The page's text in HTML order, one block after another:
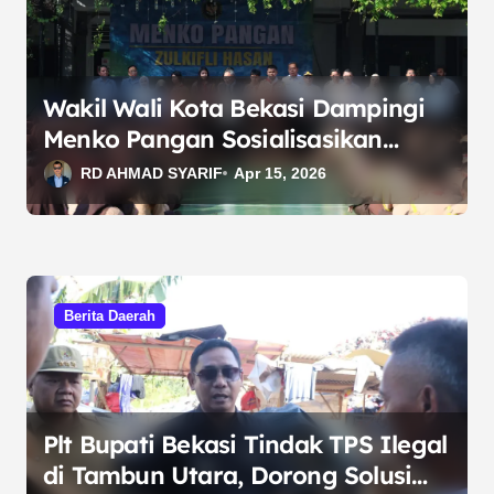
Wakil Wali Kota Bekasi Dampingi
Menko Pangan Sosialisasikan
Program MBG dan Tinjau Pasar
Murah
RD AHMAD SYARIF Apr 15, 2026
Berita Daerah
Plt Bupati Bekasi Tindak TPS Ilegal
di Tambun Utara, Dorong Solusi